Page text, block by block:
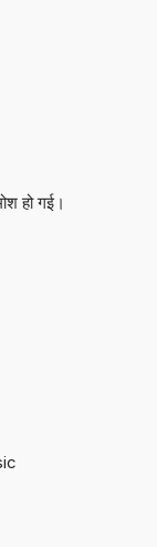
हो गई।